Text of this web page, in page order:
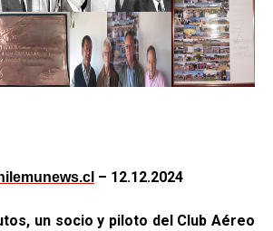
– 12.12.2024
un socio y piloto del Club Aéreo